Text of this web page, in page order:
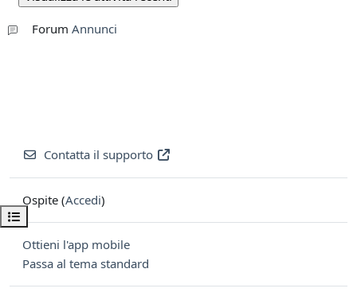
Apri indice del corso
Forum Annunci
Contatta il supporto
Ospite (Accedi)
Ottieni l'app mobile
Passa al tema standard